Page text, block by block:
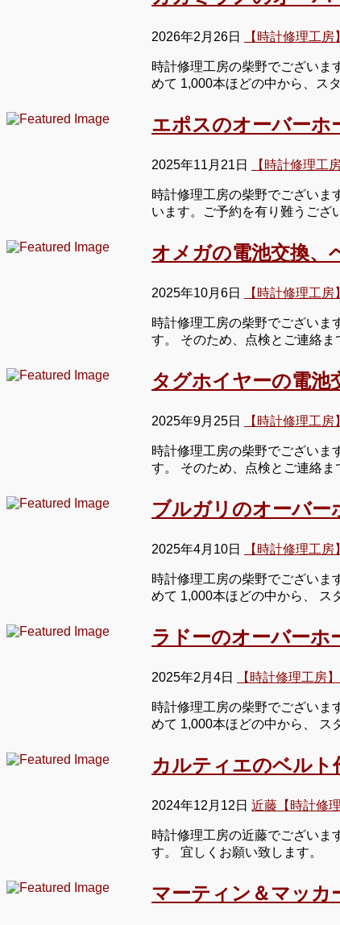
2026年2月26日 【時計修理工房
時計修理工房の柴野でございま
めて 1,000本ほどの中から、ス
エポスのオーバーホ
2025年11月21日 【時計修理工
時計修理工房の柴野でございま
います。ご予約を有り難うご
オメガの電池交換、
2025年10月6日 【時計修理工房
時計修理工房の柴野でございま
す。 そのため、点検とご連絡
タグホイヤーの電池
2025年9月25日 【時計修理工房
時計修理工房の柴野でございま
す。 そのため、点検とご連絡
ブルガリのオーバー
2025年4月10日 【時計修理工房
時計修理工房の柴野でございま
めて 1,000本ほどの中から、
ラドーのオーバーホ
2025年2月4日 【時計修理工房
時計修理工房の柴野でございま
めて 1,000本ほどの中から、
カルティエのベルト
2024年12月12日 近藤【時計修理
時計修理工房の近藤でございま
す。 宜しくお願い致します。
マーティン＆マッカ